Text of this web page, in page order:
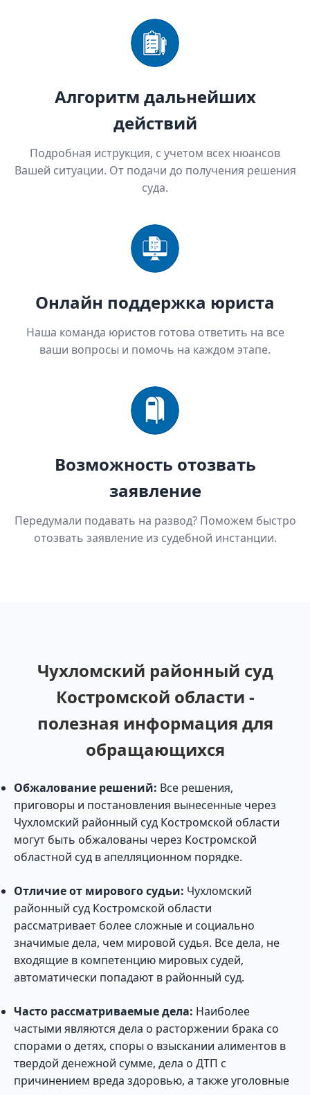
Алгоритм дальнейших
действий
Подробная иструкция, с учетом всех нюансов
Вашей ситуации. От подачи до получения решения
суда.
Онлайн поддержка юриста
Наша команда юристов готова ответить на все
ваши вопросы и помочь на каждом этапе.
Возможность отозвать
заявление
Передумали подавать на развод? Поможем быстро
отозвать заявление из судебной инстанции.
Чухломский районный суд
Костромской области -
полезная информация для
обращающихся
Обжалование решений: Все решения,
приговоры и постановления вынесенные через
Чухломский районный суд Костромской области
могут быть обжалованы через Костромской
областной суд в апелляционном порядке.
Отличие от мирового судьи: Чухломский
районный суд Костромской области
рассматривает более сложные и социально
значимые дела, чем мировой судья. Все дела, не
входящие в компетенцию мировых судей,
автоматически попадают в районный суд.
Часто рассматриваемые дела: Наиболее
частыми являются дела о расторжении брака со
спорами о детях, споры о взыскании алиментов в
твердой денежной сумме, дела о ДТП с
причинением вреда здоровью, а также уголовные